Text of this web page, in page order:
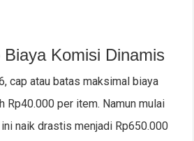
Komisi Dinamis
cap atau batas maksimal biaya
Rp40.000 per item. Namun mulai
naik drastis menjadi Rp650.000